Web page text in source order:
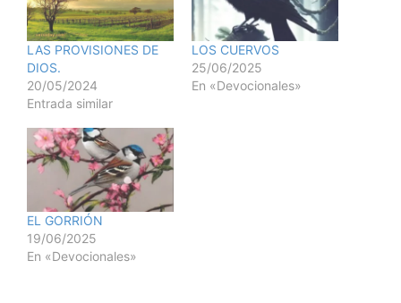
LAS PROVISIONES DE
DIOS.
20/05/2024
Entrada similar
LOS CUERVOS
25/06/2025
En «Devocionales»
EL GORRIÓN
19/06/2025
En «Devocionales»